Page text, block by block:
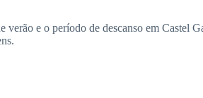
verão e o período de descanso em